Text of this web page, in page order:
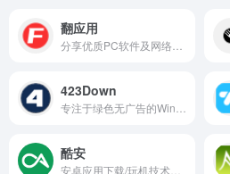
翻应用
423Down
酷安